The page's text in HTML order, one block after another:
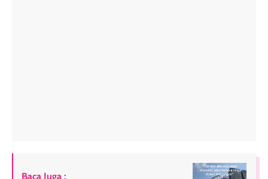
Baca Juga :